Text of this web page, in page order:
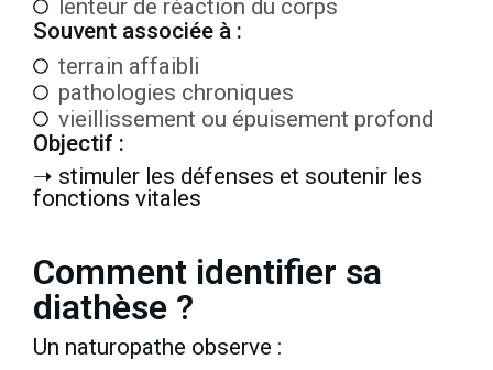
lenteur de réaction du corps
Souvent associée à :
terrain affaibli
pathologies chroniques
vieillissement ou épuisement profond
Objectif :
➝ stimuler les défenses et soutenir les
fonctions vitales
Comment identifier sa
diathèse ?
Un naturopathe observe :